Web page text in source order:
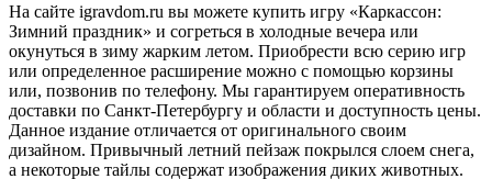
На сайте igravdom.ru вы можете купить игру «Каркассон:
Зимний праздник» и согреться в холодные вечера или
окунуться в зиму жарким летом. Приобрести всю серию игр
или определенное расширение можно с помощью корзины
или, позвонив по телефону. Мы гарантируем оперативность
доставки по Санкт-Петербургу и области и доступность цены.
Данное издание отличается от оригинального своим
дизайном. Привычный летний пейзаж покрылся слоем снега,
а некоторые тайлы содержат изображения диких животных.